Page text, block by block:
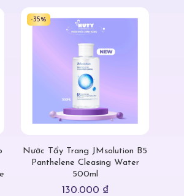
-35%
Nước Tẩy Trang JMsolution B5
Panthelene Cleasing Water
500ml
130.000 ₫